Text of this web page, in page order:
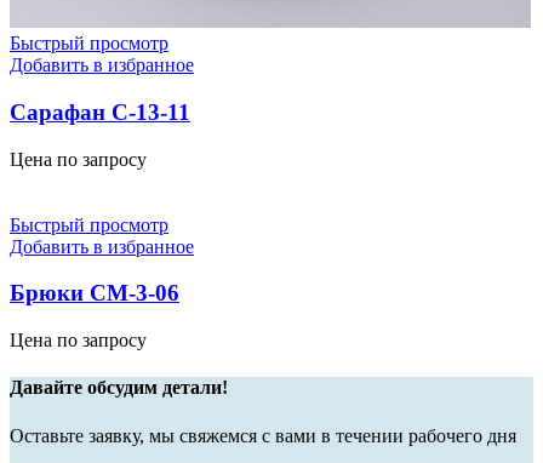
Быстрый просмотр
Добавить в избранное
Сарафан С-13-11
Цена по запросу
Быстрый просмотр
Добавить в избранное
Брюки СМ-3-06
Цена по запросу
Давайте обсудим детали!
Оставьте заявку, мы свяжемся с вами в течении рабочего дня